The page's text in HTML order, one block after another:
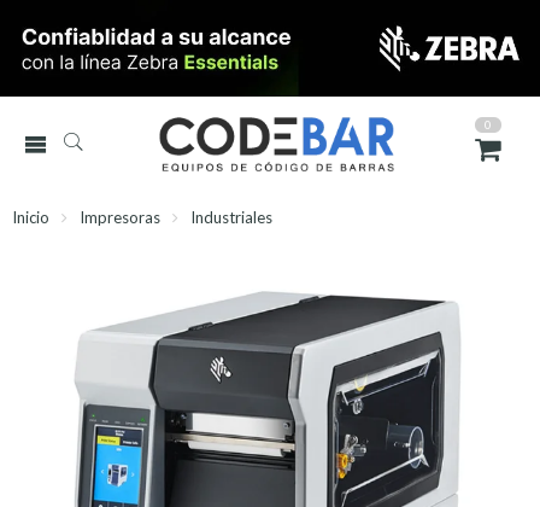
0
Inicio Impresoras Industriales